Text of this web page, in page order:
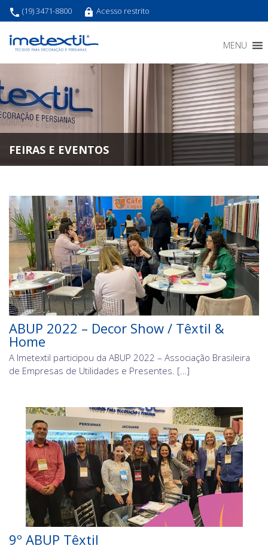
(19) 3471-8800 Acesso restrito
MENU
FEIRAS E EVENTOS
Home»Feiras e eventos
ABUP 2022 – Decor Show / Têxtil &
Home
A Imetextil participou da ABUP 2022 – Associação Brasileira
de Empresas de Utilidades e Presentes. […]
9º ABUP Têxtil